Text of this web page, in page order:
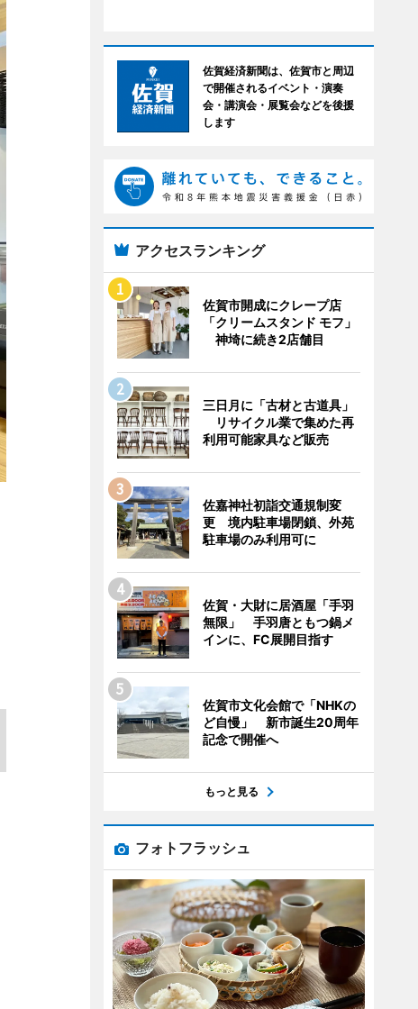
佐賀経済新聞は、佐賀市と周辺
で開催されるイベント・演奏
会・講演会・展覧会などを後援
します
アクセスランキング
佐賀市開成にクレープ店
「クリームスタンド モフ」
神埼に続き2店舗目
三日月に「古材と古道具」
リサイクル業で集めた再
利用可能家具など販売
佐嘉神社初詣交通規制変
更 境内駐車場閉鎖、外苑
駐車場のみ利用可に
佐賀・大財に居酒屋「手羽
無限」 手羽唐ともつ鍋メ
インに、FC展開目指す
佐賀市文化会館で「NHKの
ど自慢」 新市誕生20周年
記念で開催へ
もっと見る
フォトフラッシュ